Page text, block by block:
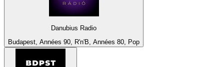
Danubius Radio
Budapest, Années 90, R'n'B, Années 80, Pop